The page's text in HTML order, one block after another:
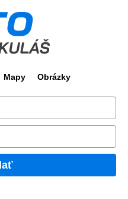
Mapy Obrázky